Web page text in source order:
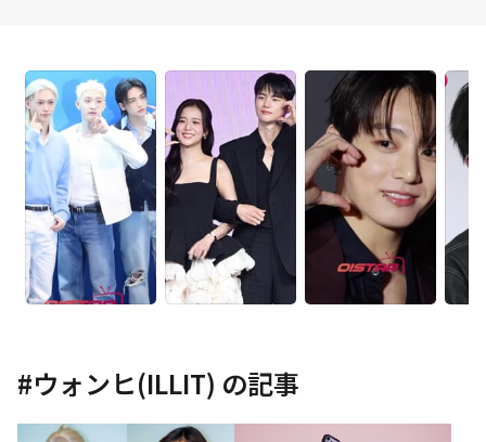
#ウォンヒ(ILLIT) の記事